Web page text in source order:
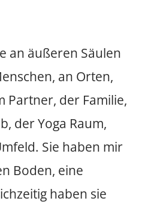
an äußeren Säulen
an Orten,
Partner, der Familie,
der Yoga Raum,
Sie haben mir
Boden, eine
haben sie